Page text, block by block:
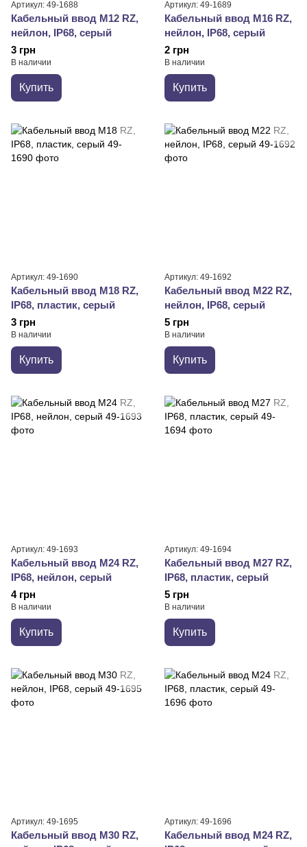
Артикул: 49-1688
Кабельный ввод М12 RZ,
нейлон, IP68, серый
3 грн
В наличии
Купить
Артикул: 49-1689
Кабельный ввод М16 RZ,
нейлон, IP68, серый
2 грн
В наличии
Купить
Артикул: 49-1690
Кабельный ввод М18 RZ,
IP68, пластик, серый
3 грн
В наличии
Купить
Артикул: 49-1692
Кабельный ввод М22 RZ,
нейлон, IP68, серый
5 грн
В наличии
Купить
Артикул: 49-1693
Кабельный ввод М24 RZ,
IP68, нейлон, серый
4 грн
В наличии
Купить
Артикул: 49-1694
Кабельный ввод М27 RZ,
IP68, пластик, серый
5 грн
В наличии
Купить
Артикул: 49-1695
Кабельный ввод М30 RZ,
Артикул: 49-1696
Кабельный ввод М24 RZ,